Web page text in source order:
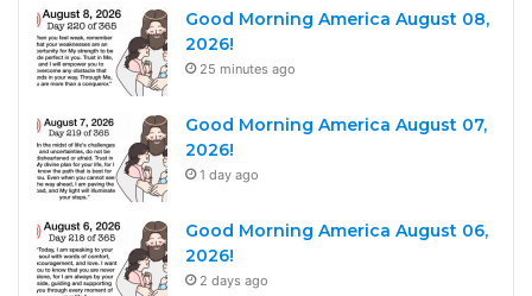
Good Morning America August 08,
2026!
25 minutes ago
Good Morning America August 07,
2026!
1 day ago
Good Morning America August 06,
2026!
2 days ago